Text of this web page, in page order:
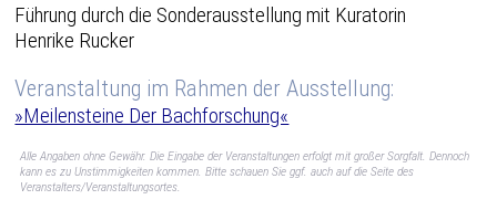
Führung durch die Sonderausstellung mit Kuratorin
Henrike Rucker
Veranstaltung im Rahmen der Ausstellung:
»Meilensteine Der Bachforschung«
Alle Angaben ohne Gewähr. Die Eingabe der Veranstaltungen erfolgt mit großer Sorgfalt. Dennoch
kann es zu Unstimmigkeiten kommen. Bitte schauen Sie ggf. auch auf die Seite des
Veranstalters/Veranstaltungsortes.